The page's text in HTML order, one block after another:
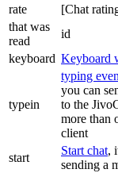
rate
[Chat
that was
read
id
keyboard Keyboard
typein
typing
you can
to the
more than
client
start
Start chat,
sending a